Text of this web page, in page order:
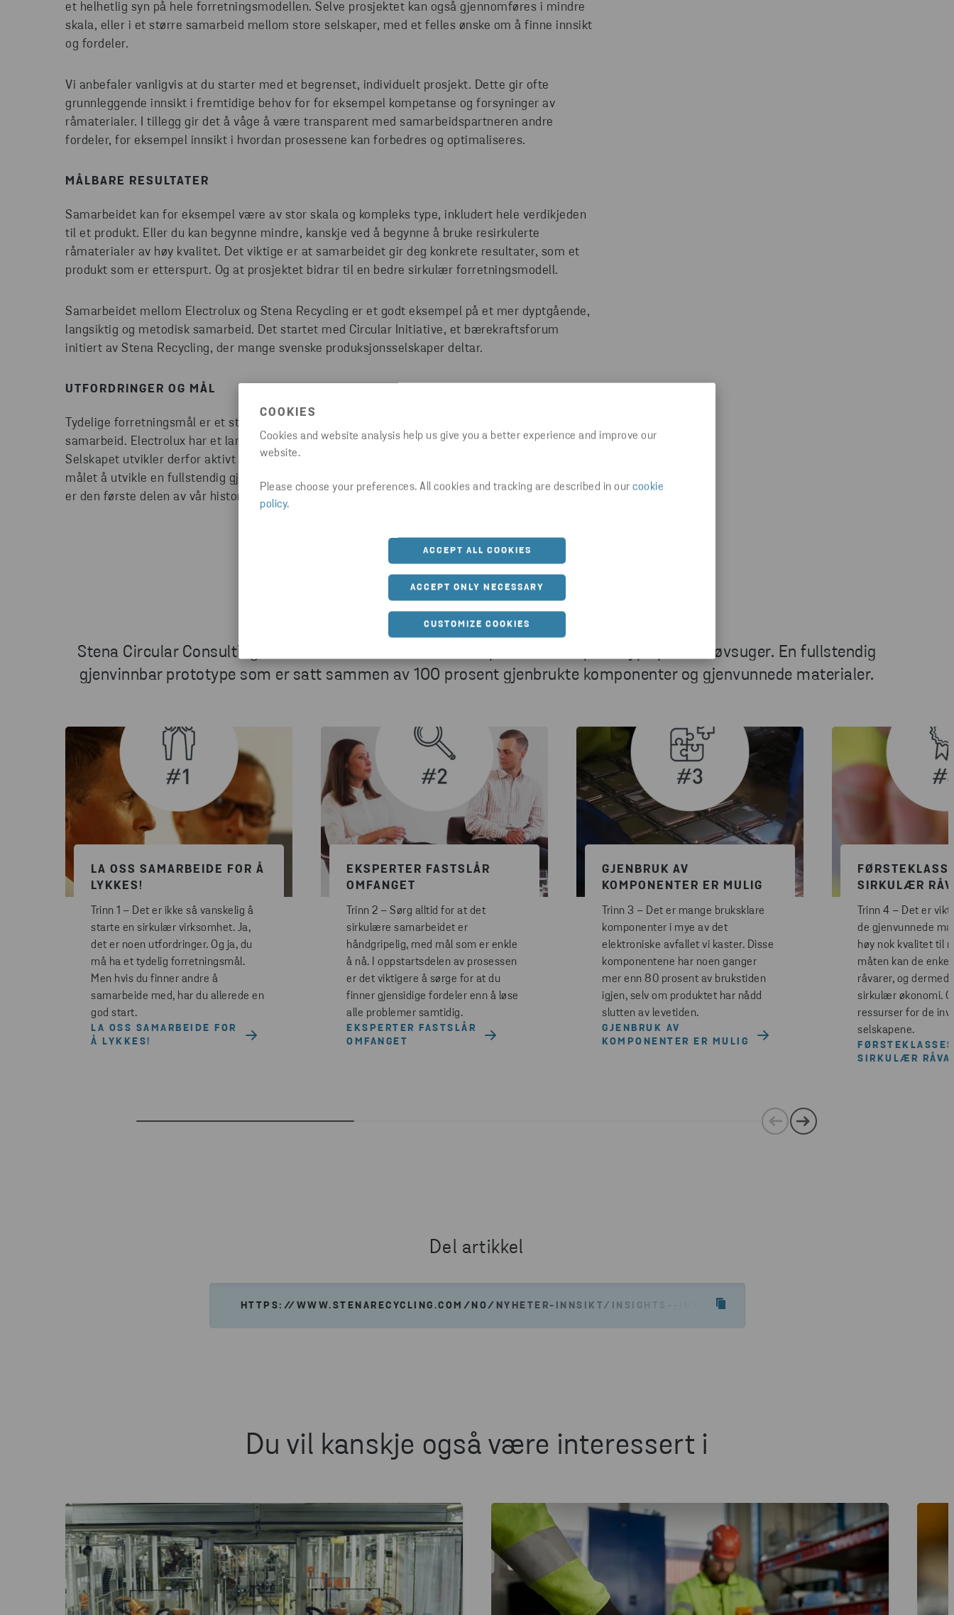
COOKIES
Cookies and website analysis help us give you a better experience and improve our
website.
Please choose your preferences. All cookies and tracking are described in our cookie
policy.
ACCEPT ALL COOKIES
ACCEPT ONLY NECESSARY
CUSTOMIZE COOKIES
et helhetlig syn på hele forretningsmodellen. Selve prosjektet kan også gjennomføres i mindre
skala, eller i et større samarbeid mellom store selskaper, med et felles ønske om å finne innsikt
og fordeler.
Vi anbefaler vanligvis at du starter med et begrenset, individuelt prosjekt. Dette gir ofte
grunnleggende innsikt i fremtidige behov for for eksempel kompetanse og forsyninger av
råmaterialer. I tillegg gir det å våge å være transparent med samarbeidspartneren andre
fordeler, for eksempel innsikt i hvordan prosessene kan forbedres og optimaliseres.
MÅLBARE RESULTATER
Samarbeidet kan for eksempel være av stor skala og kompleks type, inkludert hele verdikjeden
til et produkt. Eller du kan begynne mindre, kanskje ved å begynne å bruke resirkulerte
råmaterialer av høy kvalitet. Det viktige er at samarbeidet gir deg konkrete resultater, som et
produkt som er etterspurt. Og at prosjektet bidrar til en bedre sirkulær forretningsmodell.
Samarbeidet mellom Electrolux og Stena Recycling er et godt eksempel på et mer dyptgående,
langsiktig og metodisk samarbeid. Det startet med Circular Initiative, et bærekraftsforum
initiert av Stena Recycling, der mange svenske produksjonsselskaper deltar.
UTFORDRINGER OG MÅL
Tydelige forretningsmål er et sterkt grunnlag for selskaper som ønsker å starte et sirkulært
samarbeid. Electrolux har et langsiktig mål om å bli sirkulær og klimanøytral innen 2030.
Selskapet utvikler derfor aktivt bruken av sirkulære materialer og produkter. I prosjektet var
målet å utvikle en fullstendig gjenvinnbar støvsuger, laget av 100 % resirkulerte materialer. Her
er den første delen av vår historie om metodisk samarbeid.
Følg samarbeidet i 6 trinn
Stena Circular Consulting har i samarbeid med Electrolux produsert en prototype på en støvsuger. En fullstendig
gjenvinnbar prototype som er satt sammen av 100 prosent gjenbrukte komponenter og gjenvunnede materialer.
LA OSS SAMARBEIDE FOR Å
LYKKES!
Trinn 1 – Det er ikke så vanskelig å
starte en sirkulær virksomhet. Ja,
det er noen utfordringer. Og ja, du
må ha et tydelig forretningsmål.
Men hvis du finner andre å
samarbeide med, har du allerede en
god start.
LA OSS SAMARBEIDE FOR
Å LYKKES!
EKSPERTER FASTSLÅR
OMFANGET
Trinn 2 – Sørg alltid for at det
sirkulære samarbeidet er
håndgripelig, med mål som er enkle
å nå. I oppstartsdelen av prosessen
er det viktigere å sørge for at du
finner gjensidige fordeler enn å løse
alle problemer samtidig.
EKSPERTER FASTSLÅR
OMFANGET
GJENBRUK AV
KOMPONENTER ER MULIG
Trinn 3 – Det er mange bruksklare
komponenter i mye av det
elektroniske avfallet vi kaster. Disse
komponentene har noen ganger
mer enn 80 prosent av brukstiden
igjen, selv om produktet har nådd
slutten av levetiden.
GJENBRUK AV
KOMPONENTER ER MULIG
SIRKULÆR
Trinn 4 – Det er
de gjenvunnede
høy nok kvalitet til
måten kan de
råvarer, og dermed
sirkulær økonomi.
ressurser for de
selskapene.
FØRSTEKLASSES
SIRKULÆR
Del artikkel
HTTPS://WWW.STENARECYCLING.COM/NO/NYHETER-INNSIKT/INSIGHTS--INSPIRATION/VEILEDNINGER-ARTIKLER/LA-
Du vil kanskje også være interessert i